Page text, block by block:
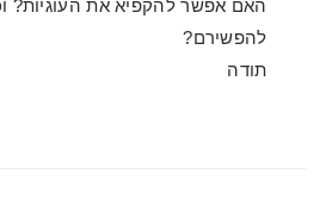
האם אפשר להקפיא את העוגיות?
להפשירם?
תודה